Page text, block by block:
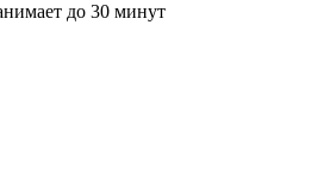
до 30 минут